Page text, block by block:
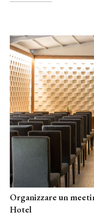
Organizzare un
Hotel